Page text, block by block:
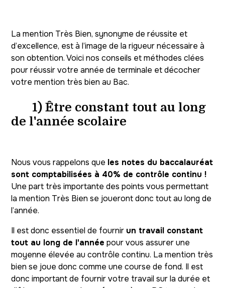
La mention Très Bien, synonyme de réussite et
d’excellence, est à l’image de la rigueur nécessaire à
son obtention. Voici nos conseils et méthodes clées
pour réussir votre année de terminale et décocher
votre mention très bien au Bac.
1) Être constant tout au long
de l'année scolaire
Nous vous rappelons que les notes du baccalauréat
sont comptabilisées à 40% de contrôle continu !
Une part très importante des points vous permettant
la mention Très Bien se joueront donc tout au long de
l’année.
Il est donc essentiel de fournir un travail constant
tout au long de l'année pour vous assurer une
moyenne élevée au contrôle continu. La mention très
bien se joue donc comme une course de fond. Il est
donc important de fournir votre travail sur la durée et